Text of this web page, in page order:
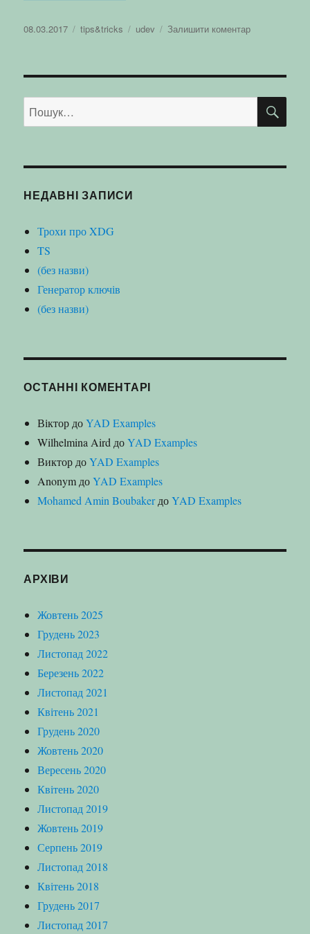
Оприлюднено
08.03.2017 Категорії
tips&tricks Позначки
udev Залишити коментардо
для
Пошук
за
НЕДАВНІ ЗАПИСИ
Трохи про XDG
TS
(без назви)
Генератор ключів
(без назви)
ОСТАННІ КОМЕНТАРІ
Віктор доYAD Examples
Wilhelmina Aird доYAD Examples
Виктор доYAD Examples
Anonym доYAD Examples
Mohamed Amin BoubakerдоYAD Examples
АРХІВИ
Жовтень 2025
Грудень 2023
Листопад 2022
Березень 2022
Листопад 2021
Квітень 2021
Грудень 2020
Жовтень 2020
Вересень 2020
Квітень 2020
Листопад 2019
Жовтень 2019
Серпень 2019
Листопад 2018
Квітень 2018
Грудень 2017
Листопад 2017